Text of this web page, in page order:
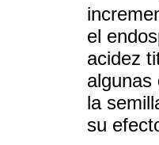
el
acidez
algunas
la
su